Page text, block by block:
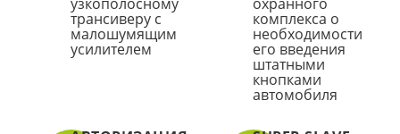
трансиверу с
малошумящим
усилителем
комплекса о
необходимости
его введения
штатными
кнопками
автомобиля